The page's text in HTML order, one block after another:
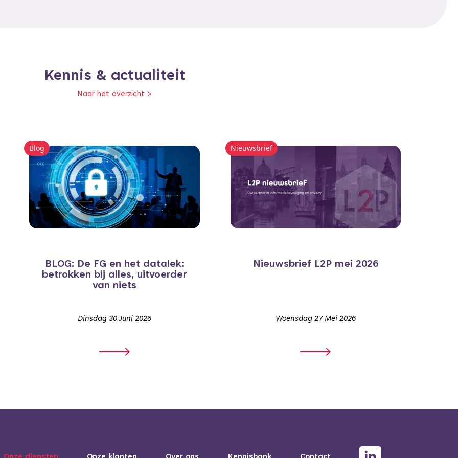
Kennis & actualiteit
Naar het overzicht >
Blog
BLOG: De FG en het datalek:
betrokken bij alles, uitvoerder
van niets
Dinsdag 30 Juni 2026
Nieuwsbrief
Nieuwsbrief L2P mei 2026
Woensdag 27 Mei 2026